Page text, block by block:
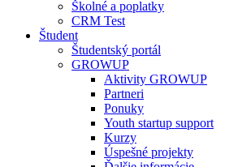
Školné a poplatky
CRM Test
Študent
Študentský portál
GROWUP
Aktivity GROWUP
Partneri
Ponuky
Youth startup support
Kurzy
Úspešné projekty